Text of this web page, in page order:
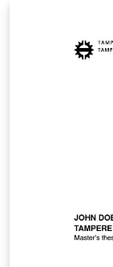
handling of
that contain